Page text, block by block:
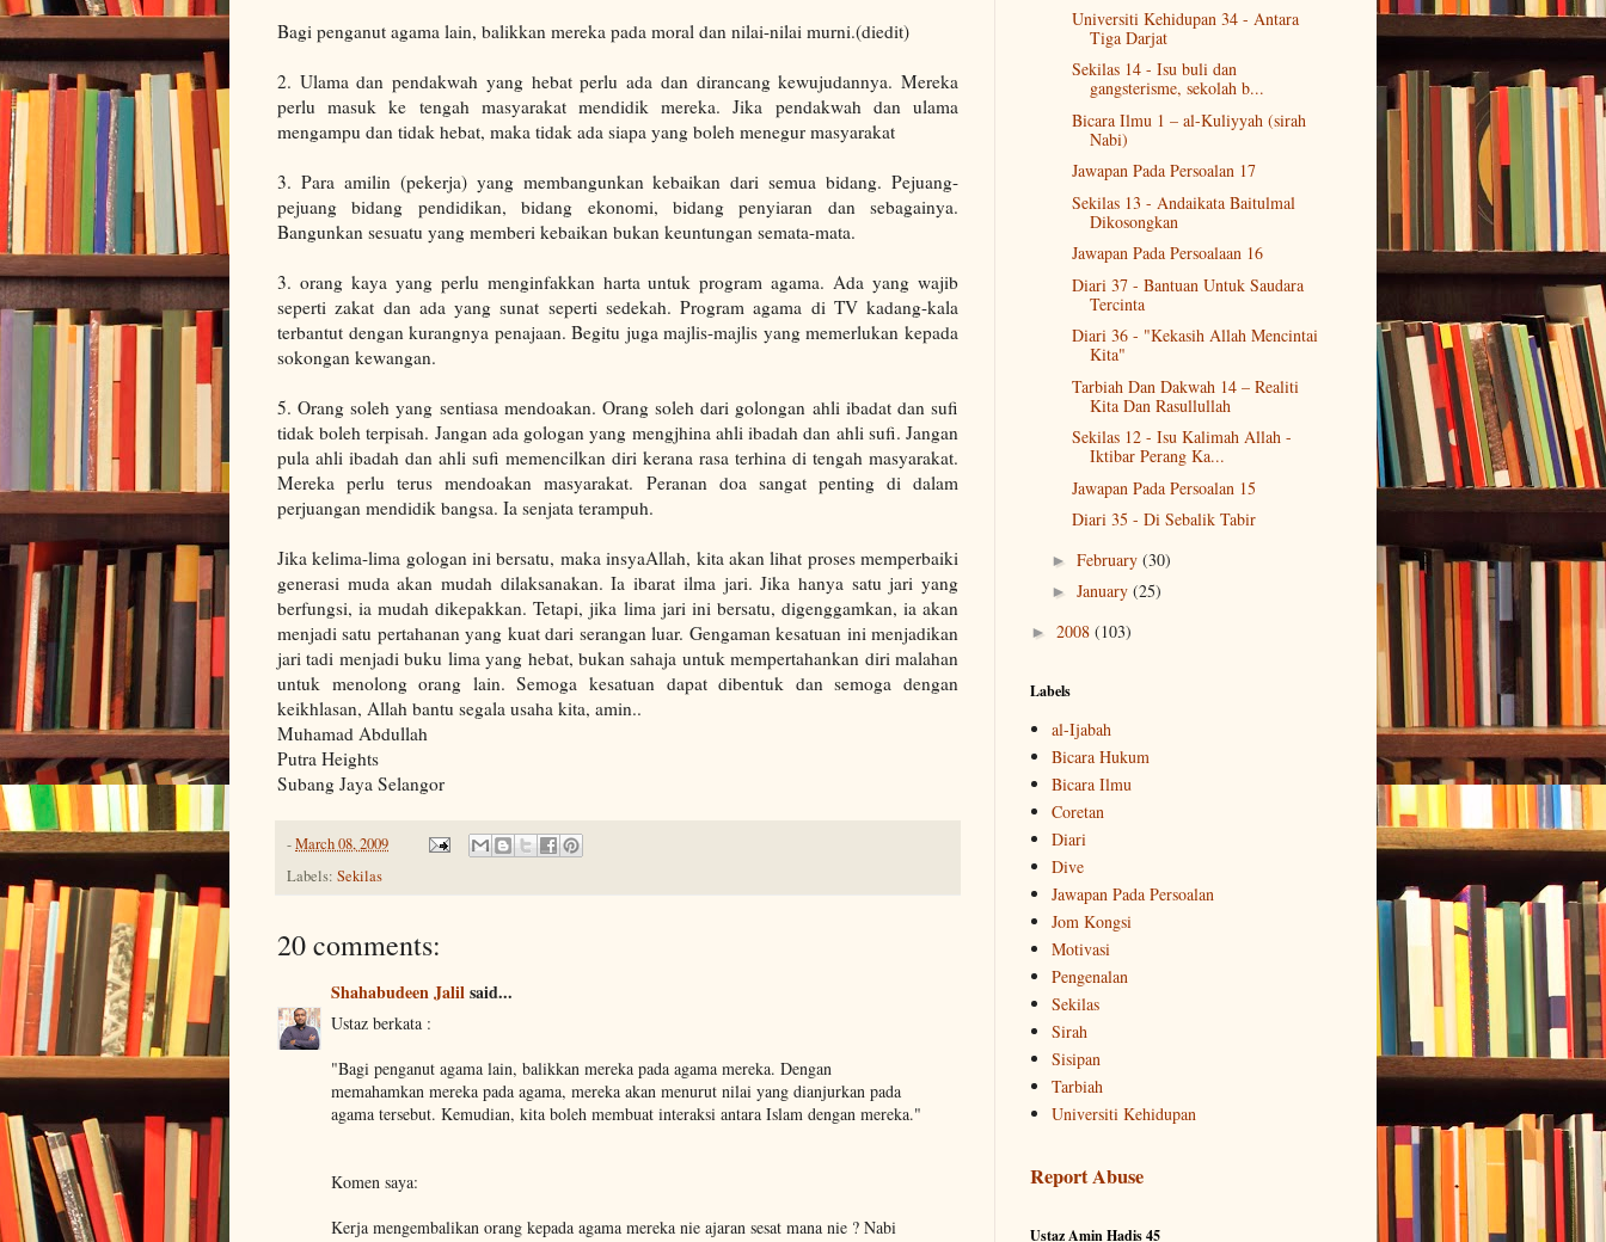
Bagi penganut agama lain, balikkan mereka pada moral dan nilai-nilai murni.(diedit)
2. Ulama dan pendakwah yang hebat perlu ada dan dirancang kewujudannya. Mereka
perlu masuk ke tengah masyarakat mendidik mereka. Jika pendakwah dan ulama
mengampu dan tidak hebat, maka tidak ada siapa yang boleh menegur masyarakat
3. Para amilin (pekerja) yang membangunkan kebaikan dari semua bidang. Pejuang-
pejuang bidang pendidikan, bidang ekonomi, bidang penyiaran dan sebagainya.
Bangunkan sesuatu yang memberi kebaikan bukan keuntungan semata-mata.
3. orang kaya yang perlu menginfakkan harta untuk program agama. Ada yang wajib
seperti zakat dan ada yang sunat seperti sedekah. Program agama di TV kadang-kala
terbantut dengan kurangnya penajaan. Begitu juga majlis-majlis yang memerlukan kepada
sokongan kewangan.
5. Orang soleh yang sentiasa mendoakan. Orang soleh dari golongan ahli ibadat dan sufi
tidak boleh terpisah. Jangan ada gologan yang mengjhina ahli ibadah dan ahli sufi. Jangan
pula ahli ibadah dan ahli sufi memencilkan diri kerana rasa terhina di tengah masyarakat.
Mereka perlu terus mendoakan masyarakat. Peranan doa sangat penting di dalam
perjuangan mendidik bangsa. Ia senjata terampuh.
Jika kelima-lima gologan ini bersatu, maka insyaAllah, kita akan lihat proses memperbaiki
generasi muda akan mudah dilaksanakan. Ia ibarat ilma jari. Jika hanya satu jari yang
berfungsi, ia mudah dikepakkan. Tetapi, jika lima jari ini bersatu, digenggamkan, ia akan
menjadi satu pertahanan yang kuat dari serangan luar. Gengaman kesatuan ini menjadikan
jari tadi menjadi buku lima yang hebat, bukan sahaja untuk mempertahankan diri malahan
untuk menolong orang lain. Semoga kesatuan dapat dibentuk dan semoga dengan
keikhlasan, Allah bantu segala usaha kita, amin..
Muhamad Abdullah
Putra Heights
Subang Jaya Selangor
-March 08, 2009
Labels: Sekilas
20 comments:
Shahabudeen Jalilsaid...
Ustaz berkata :
"Bagi penganut agama lain, balikkan mereka pada agama mereka. Dengan
memahamkan mereka pada agama, mereka akan menurut nilai yang dianjurkan pada
agama tersebut. Kemudian, kita boleh membuat interaksi antara Islam dengan mereka."
Komen saya:
Kerja mengembalikan orang kepada agama mereka nie ajaran sesat mana nie ? Nabi
Universiti Kehidupan 34 - Antara
Tiga Darjat
Sekilas 14 - Isu buli dan
gangsterisme, sekolah b...
Bicara Ilmu 1 – al-Kuliyyah (sirah
Nabi)
Jawapan Pada Persoalan 17
Sekilas 13 - Andaikata Baitulmal
Dikosongkan
Jawapan Pada Persoalaan 16
Diari 37 - Bantuan Untuk Saudara
Tercinta
Diari 36 - "Kekasih Allah Mencintai
Kita"
Tarbiah Dan Dakwah 14 – Realiti
Kita Dan Rasullullah
Sekilas 12 - Isu Kalimah Allah -
Iktibar Perang Ka...
Jawapan Pada Persoalan 15
Diari 35 - Di Sebalik Tabir
► February (30)
► January (25)
► 2008 (103)
Labels
al-Ijabah
Bicara Hukum
Bicara Ilmu
Coretan
Diari
Dive
Jawapan Pada Persoalan
Jom Kongsi
Motivasi
Pengenalan
Sekilas
Sirah
Sisipan
Tarbiah
Universiti Kehidupan
Report Abuse
Ustaz Amin Hadis 45